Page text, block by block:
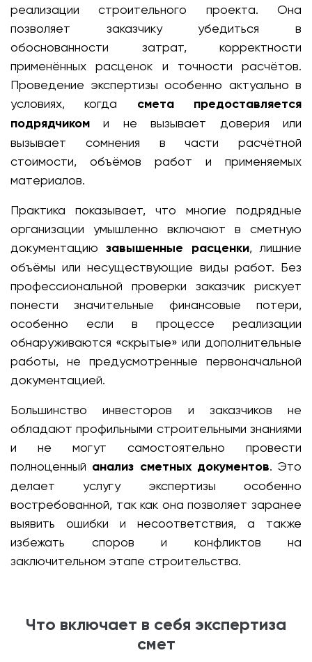
реализации строительного проекта. Она
позволяет заказчику убедиться в
обоснованности затрат, корректности
применённых расценок и точности расчётов.
Проведение экспертизы особенно актуально в
условиях, когда смета предоставляется
подрядчиком и не вызывает доверия или
вызывает сомнения в части расчётной
стоимости, объёмов работ и применяемых
материалов.
Практика показывает, что многие подрядные
организации умышленно включают в сметную
документациюзавышенные расценки, лишние
объёмы или несуществующие виды работ. Без
профессиональной проверки заказчик рискует
понести значительные финансовые потери,
особенно если в процессе реализации
обнаруживаются «скрытые» или дополнительные
работы, не предусмотренные первоначальной
документацией.
Большинство инвесторов и заказчиков не
обладают профильными строительными знаниями
и не могут самостоятельно провести
полноценный анализ сметных документов. Это
делает услугу экспертизы особенно
востребованной, так как она позволяет заранее
выявить ошибки и несоответствия, а также
избежать споров и конфликтов на
заключительном этапе строительства.
Что включает в себя экспертиза
смет